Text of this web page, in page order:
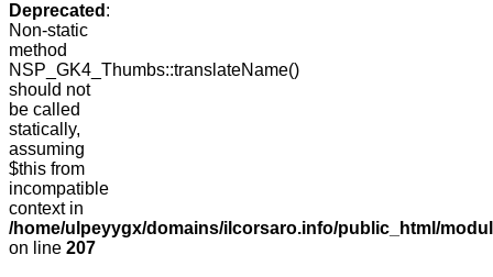
Deprecated :
Non-static
method
NSP_GK4_Thumbs::translateName()
should not
be called
statically,
assuming
$this from
incompatible
context in
/home/ulpeyygx/domains/ilcorsaro.info/public_html/
on line 207